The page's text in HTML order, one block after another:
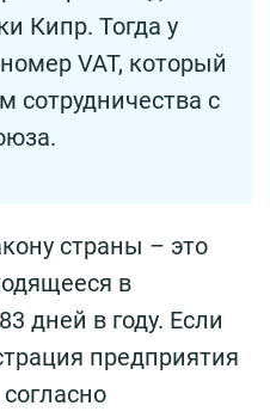
Кипр. Тогда у
VAT, который
сотрудничества с
страны – это
в
дней в году. Если
предприятия